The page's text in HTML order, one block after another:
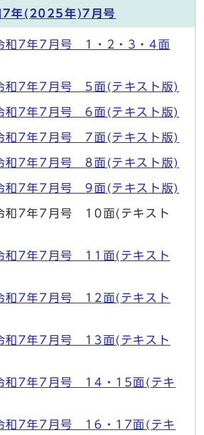
7年(2025年)7月号
和7年7月号 1・2・3・4面
和7年7月号 5面(テキスト版)
和7年7月号 6面(テキスト版)
和7年7月号 7面(テキスト版)
和7年7月号 8面(テキスト版)
和7年7月号 9面(テキスト版)
和7年7月号 10面(テキスト
和7年7月号 11面(テキスト
和7年7月号 12面(テキスト
和7年7月号 13面(テキスト
和7年7月号 14・15面(テキ
和7年7月号 16・17面(テキ